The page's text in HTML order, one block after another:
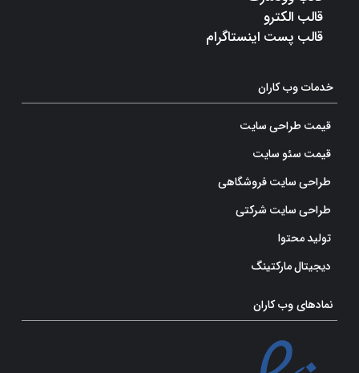
قالب الکترو
قالب پست اینستاگرام
خدمات وب کاران
قیمت طراحی سایت
قیمت سئو سایت
طراحی سایت فروشگاهی
طراحی سایت شرکتی
تولید محتوا
دیجیتال مارکتینگ
نمادهای وب کاران